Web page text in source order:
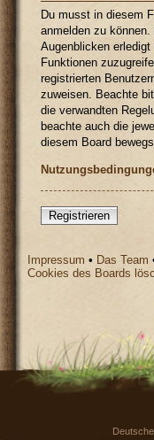
Du musst in diesem
anmelden zu
Augenblicken
Funktionen
registrierten
zuweisen. Beachte
die verwandten
beachte auch die
diesem Board
Registrieren
Impressum • Das Team
Cookies des Boards